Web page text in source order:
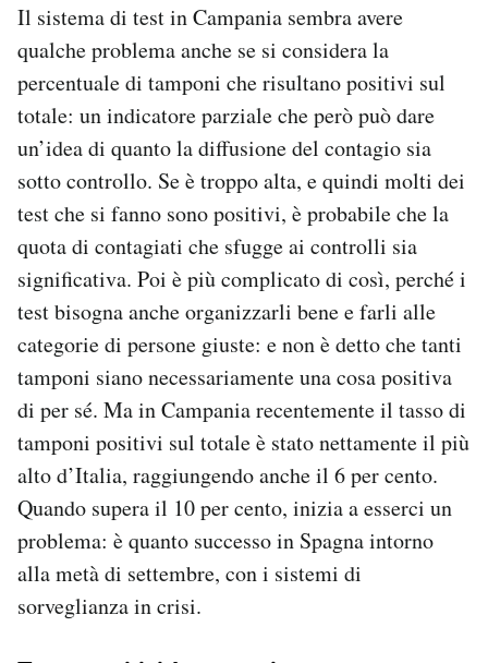
Il sistema di test in Campania sembra avere
qualche problema anche se si considera la
percentuale di tamponi che risultano positivi sul
totale: un indicatore parziale che però può dare
un’idea di quanto la diffusione del contagio sia
sotto controllo. Se è troppo alta, e quindi molti dei
test che si fanno sono positivi, è probabile che la
quota di contagiati che sfugge ai controlli sia
significativa. Poi è più complicato di così, perché i
test bisogna anche organizzarli bene e farli alle
categorie di persone giuste: e non è detto che tanti
tamponi siano necessariamente una cosa positiva
di per sé. Ma in Campania recentemente il tasso di
tamponi positivi sul totale è stato nettamente il più
alto d’Italia, raggiungendo anche il 6 per cento.
Quando supera il 10 per cento, inizia a esserci un
problema: è quanto successo in Spagna intorno
alla metà di settembre, con i sistemi di
sorveglianza in crisi.